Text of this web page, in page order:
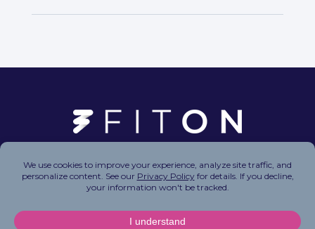
Copyright © 2026 FitOn Inc. All Rights Reserved.